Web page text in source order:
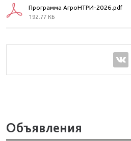
Программа АгроНТРИ-2026.pdf
192.77 КБ
Объявления